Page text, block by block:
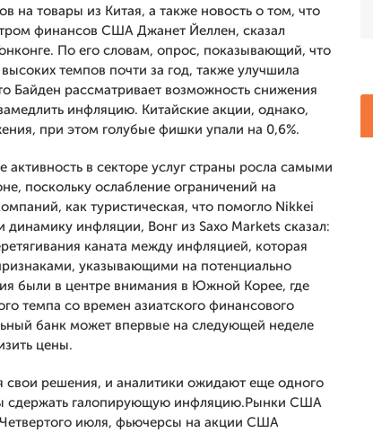
на товары из Китая, а также новость о том, что
финансов США Джанет Йеллен, сказал
По его словам, опрос, показывающий, что
темпов почти за год, также улучшила
Байден рассматривает возможность снижения
инфляцию. Китайские акции, однако,
при этом голубые фишки упали на 0,6%.
в секторе услуг страны росла самыми
поскольку ослабление ограничений на
как туристическая, что помогло Nikkei
динамику инфляции, Вонг из Saxo Markets сказал:
каната между инфляцией, которая
указывающими на потенциально
были в центре внимания в Южной Корее, где
темпа со времен азиатского финансового
банк может впервые на следующей неделе
цены.
свои решения, и аналитики ожидают еще одного
сдержать галопирующую инфляцию.Рынки США
июля, фьючерсы на акции США